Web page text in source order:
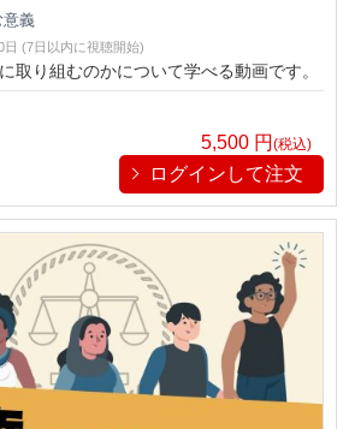
義
日 (7日以内に視聴開始)
取り組むのかについて学べる動画です。
5,500 円(税込)
ログインして注文